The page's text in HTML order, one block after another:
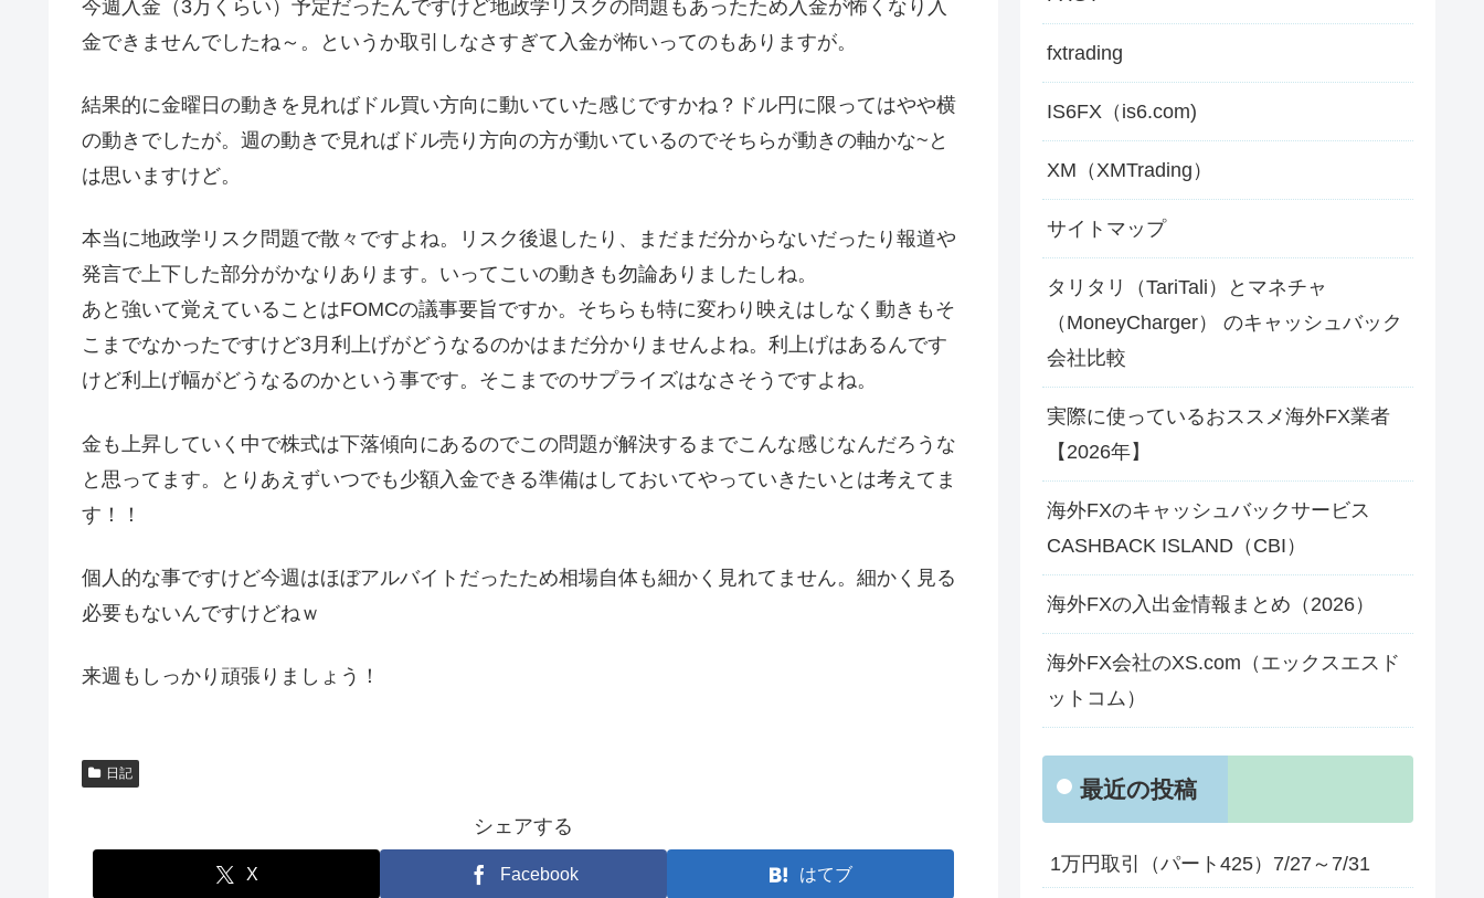
今週入金（3万くらい）予定だったんですけど地政学リスクの問題もあったため入金が怖くなり入
金できませんでしたね～。というか取引しなさすぎて入金が怖いってのもありますが。
結果的に金曜日の動きを見ればドル買い方向に動いていた感じですかね？ドル円に限ってはやや横
の動きでしたが。週の動きで見ればドル売り方向の方が動いているのでそちらが動きの軸かな~と
は思いますけど。
本当に地政学リスク問題で散々ですよね。リスク後退したり、まだまだ分からないだったり報道や
発言で上下した部分がかなりあります。いってこいの動きも勿論ありましたしね。
あと強いて覚えていることはFOMCの議事要旨ですか。そちらも特に変わり映えはしなく動きもそ
こまでなかったですけど3月利上げがどうなるのかはまだ分かりませんよね。利上げはあるんです
けど利上げ幅がどうなるのかという事です。そこまでのサプライズはなさそうですよね。
金も上昇していく中で株式は下落傾向にあるのでこの問題が解決するまでこんな感じなんだろうな
と思ってます。とりあえずいつでも少額入金できる準備はしておいてやっていきたいとは考えてま
す！！
個人的な事ですけど今週はほぼアルバイトだったため相場自体も細かく見れてません。細かく見る
必要もないんですけどねｗ
来週もしっかり頑張りましょう！
日記
シェアする
X Facebook はてブ
fxtrading
IS6FX（is6.com)
XM（XMTrading）
サイトマップ
タリタリ（TariTali）とマネチャ
（MoneyCharger） のキャッシュバック
会社比較
実際に使っているおススメ海外FX業者
【2026年】
海外FXのキャッシュバックサービス
CASHBACK ISLAND（CBI）
海外FXの入出金情報まとめ（2026）
海外FX会社のXS.com（エックスエスド
ットコム）
最近の投稿
1万円取引（パート425）7/27～7/31